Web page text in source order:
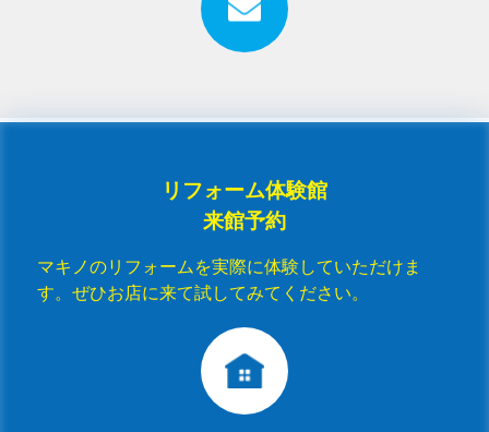
リフォーム体験館
来館予約
マキノのリフォームを実際に体験していただけま
す。ぜひお店に来て試してみてください。